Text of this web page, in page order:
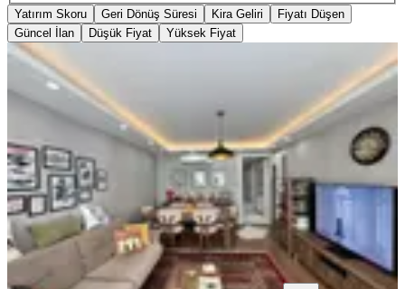
Yatırım Skoru Geri Dönüş Süresi Kira Geliri
Fiyatı Düşen
Güncel İlan
Düşük Fiyat Yüksek Fiyat
ÖNE ÇIKAN
Köksal Dan Reşatbey Belediye Yanı
Adana, Seyhan
·95 m²·9. Kat·07.08.2026
7.250.000 ₺
KÖKSAL GAYRİMENKULFırat Köksal